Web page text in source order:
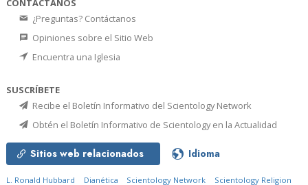
CONTÁCTANOS
¿Preguntas? Contáctanos
Opiniones sobre el Sitio Web
Encuentra una Iglesia
SUSCRÍBETE
Recibe el Boletín Informativo del Scientology Network
Obtén el Boletín Informativo de Scientology en la Actualidad
Sitios web relacionados Idioma
L. Ronald Hubbard Dianética Scientology Network
Scientology Religion